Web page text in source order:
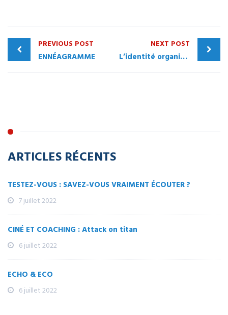
PREVIOUS POST
ENNÉAGRAMME
NEXT POST
L’identité organisationnelle
ARTICLES RÉCENTS
TESTEZ-VOUS : SAVEZ-VOUS VRAIMENT ÉCOUTER ?
7 juillet 2022
CINÉ ET COACHING : Attack on titan
6 juillet 2022
ECHO & ECO
6 juillet 2022